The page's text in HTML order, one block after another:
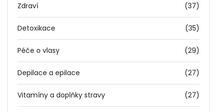
Zdraví (37)
Detoxikace (35)
Péče o vlasy (29)
Depilace a epilace (27)
Vitamíny a doplňky stravy (27)